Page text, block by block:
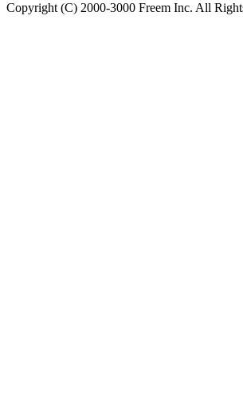
Copyright (C) 2000-3000 Freem Inc. All